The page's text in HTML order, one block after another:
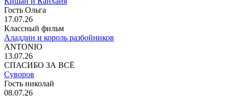
Гость Ольга
17.07.26
Классный фильм
Аладдин и король разбойников
ANTONIO
13.07.26
СПАСИБО ЗА ВСЁ
Суворов
Гость николай
08.07.26